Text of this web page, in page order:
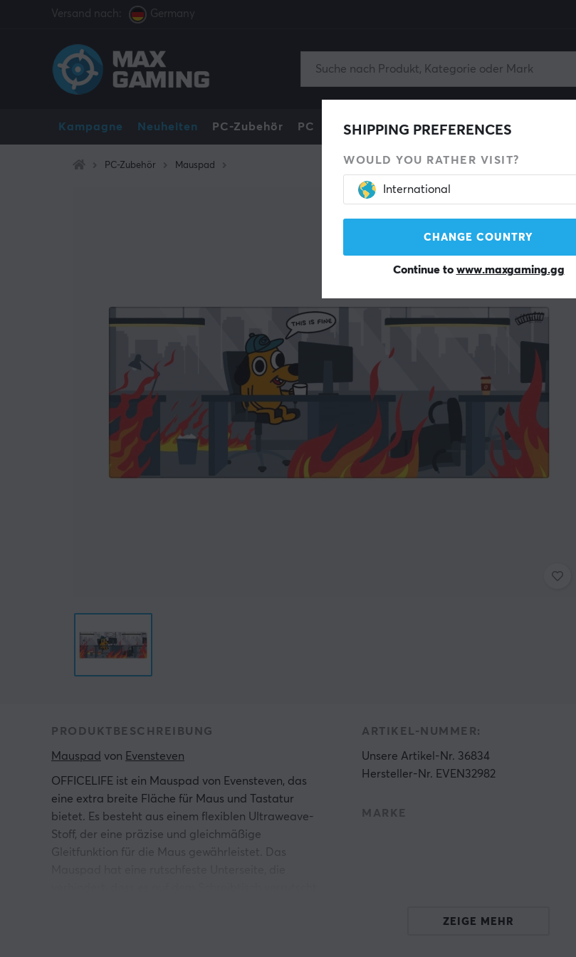
Versand nach: Germany
Kampagne Neuheiten PC-Zubehör PC Konsole Gaming-Stühle Handyzubehör
SHIPPING PREFERENCES
WOULD YOU RATHER VISIT?
International
CHANGE COUNTRY
Continue to www.maxgaming.gg
PC-Zubehör Mauspad
PRODUKTBESCHREIBUNG
Mauspad von Evensteven
OFFICELIFE ist ein Mauspad von Evensteven, das
eine extra breite Fläche für Maus und Tastatur
bietet. Es besteht aus einem flexiblen Ultraweave-
Stoff, der eine präzise und gleichmäßige
Gleitfunktion für die Maus gewährleistet. Das
ARTIKEL-NUMMER:
Unsere Artikel-Nr. 36834
Hersteller-Nr. EVEN32982
MARKE
ZEIGE MEHR